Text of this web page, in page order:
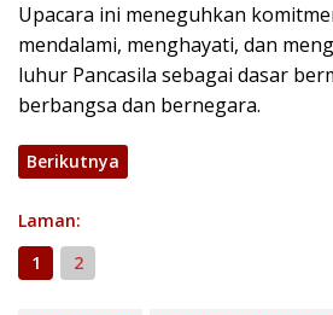
Upacara ini meneguhkan
mendalami, menghayati, dan
luhur Pancasila sebagai dasar
berbangsa dan bernegara.
Berikutnya
Laman:
1
2